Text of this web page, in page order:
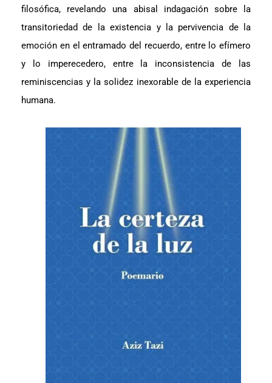
filosófica, revelando una abisal indagación sobre la
transitoriedad de la existencia y la pervivencia de la
emoción en el entramado del recuerdo, entre lo efímero
y lo imperecedero, entre la inconsistencia de las
reminiscencias y la solidez inexorable de la experiencia
humana.